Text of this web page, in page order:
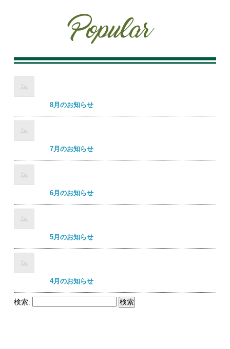
8月のお知らせ
7月のお知らせ
6月のお知らせ
5月のお知らせ
4月のお知らせ
検索: